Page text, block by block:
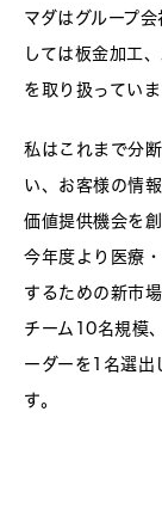
マダはグループ
しては板金加工
を取り扱っていま
私はこれまで分
い、お客様の情
価値提供機会を
今年度より医療
するための新市
チーム10名規模
ーダーを1名選出
す。